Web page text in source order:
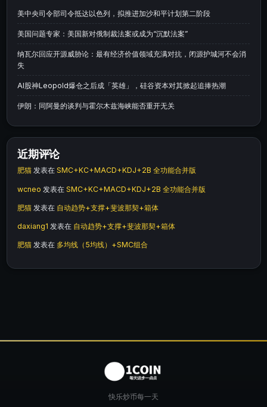
美中央司令部司令抵达以色列，拟推进加沙和平计划第二阶段
美国问题专家：美国新对俄制裁法案或成为“沉默法案”
纳瓦尔回应开源威胁论：最有经济价值领域充满对抗，闭源护城河不会消
失
AI股神Leopold爆仓之后成「英雄」，硅谷资本对其掀起追捧热潮
伊朗：同阿曼的谈判与霍尔木兹海峡能否重开无关
近期评论
肥猫 发表在 SMC+KC+MACD+KDJ+2B 全功能合并版
wcneo 发表在 SMC+KC+MACD+KDJ+2B 全功能合并版
肥猫 发表在 自动趋势+支撑+斐波那契+箱体
daxiang1 发表在 自动趋势+支撑+斐波那契+箱体
肥猫 发表在 多均线（5均线）+SMC组合
快乐炒币每一天